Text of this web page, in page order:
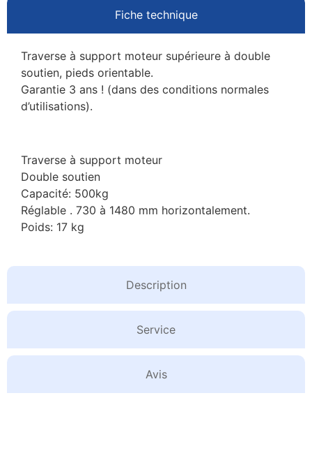
Fiche technique
Description
Service
Avis
Traverse à support moteur supérieure à double
soutien, pieds orientable.
Garantie 3 ans ! (dans des conditions normales
d’utilisations).
Traverse à support moteur
Double soutien
Capacité: 500kg
Réglable . 730 à 1480 mm horizontalement.
Poids: 17 kg